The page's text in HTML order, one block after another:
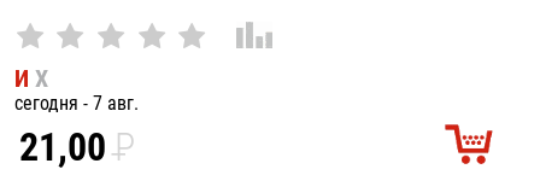
И Х
сегодня - 7 авг.
21,00P